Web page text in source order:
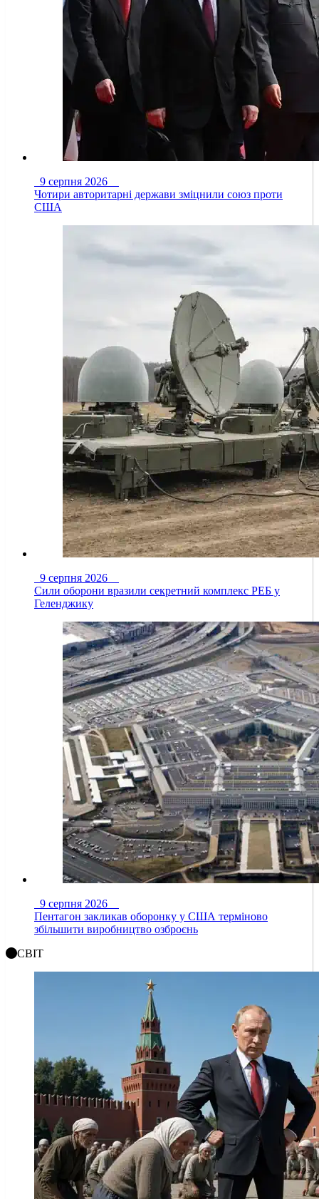
9 серпня 2026
Чотири авторитарні держави зміцнили союз проти
США
9 серпня 2026
Сили оборони вразили секретний комплекс РЕБ у
Геленджику
9 серпня 2026
Пентагон закликав оборонку у США терміново
збільшити виробництво озброєнь
СВІТ